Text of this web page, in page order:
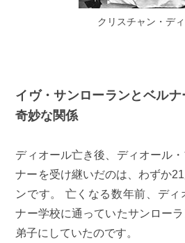
クリスチャン・デ
イヴ・サンローランとベル
奇妙な関係
ディオール亡き後、ディオール
ナーを受け継いだのは、わずか
ンです。 亡くなる数年前、ディ
ナー学校に通っていたサンロー
弟子にしていたのです。